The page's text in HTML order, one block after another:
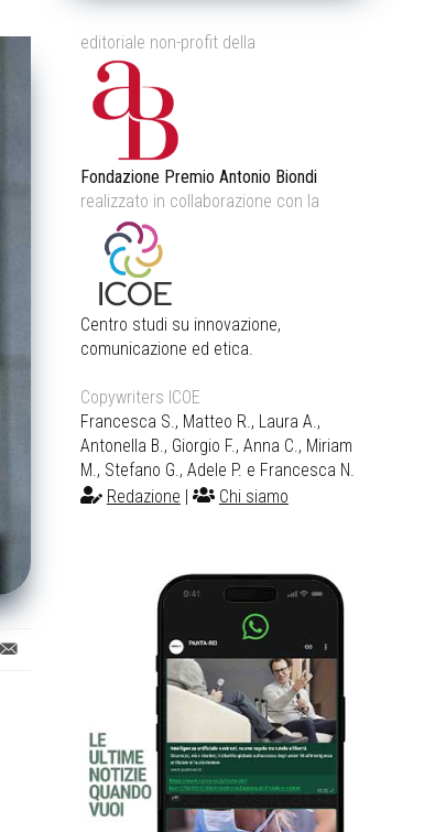
editoriale non-profit della
Fondazione Premio Antonio Biondi
realizzato in collaborazione con la
Centro studi su innovazione,
comunicazione ed etica.
Copywriters ICOE
Francesca S., Matteo R., Laura A.,
Antonella B., Giorgio F., Anna C., Miriam
M., Stefano G., Adele P. e Francesca N.
Redazione
Chi siamo